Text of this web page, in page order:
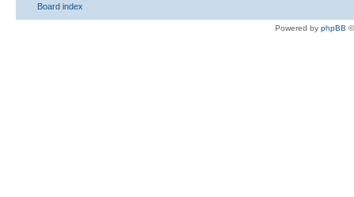
Board index
Powered by phpBB